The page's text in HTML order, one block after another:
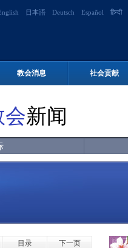
日本語 Deutsch Español हिन्दी
教会消息 社会贡献
会新闻
目录 下一页